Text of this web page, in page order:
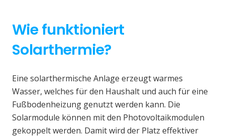
Wie funktioniert
Solarthermie?
Eine solarthermische Anlage erzeugt warmes
Wasser, welches für den Haushalt und auch für eine
Fußbodenheizung genutzt werden kann. Die
Solarmodule können mit den Photovoltaikmodulen
gekoppelt werden. Damit wird der Platz effektiver